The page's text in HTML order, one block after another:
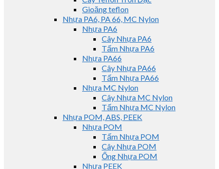
Gioăng teflon
Nhựa PA6, PA 66, MC Nylon
Nhựa PA6
Cây Nhựa PA6
Tấm Nhựa PA6
Nhựa PA66
Cây Nhựa PA66
Tấm Nhựa PA66
Nhựa MC Nylon
Cây Nhựa MC Nylon
Tấm Nhựa MC Nylon
Nhựa POM, ABS, PEEK
Nhựa POM
Tấm Nhựa POM
Cây Nhựa POM
Ống Nhựa POM
Nhựa PEEK